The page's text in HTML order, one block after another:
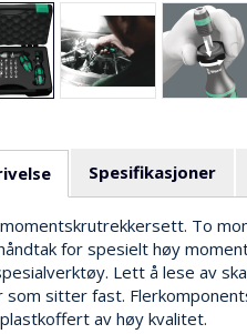
Spesifikasjoner
To
for spesielt høy
Lett å lese av
som sitter fast.
av høy kvalitet.